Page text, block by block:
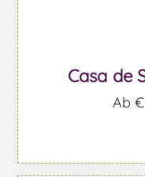
Casa de
Ab